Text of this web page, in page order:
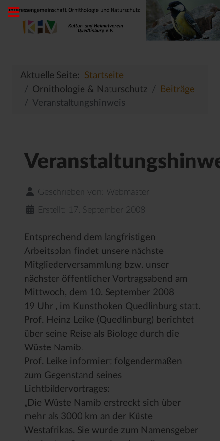
Aktuelle Seite: Startseite
Ornithologie & Naturschutz
Beiträge
Veranstaltungshinweis
Geschrieben von: Webmaster
Erstellt: 17. September 2008
Entsprechend dem langfristigen
Arbeitsplan findet unsere nächste
Mitgliederversammlung bzw. unser
nächster öffentlicher Vortragsabend am
Mittwoch, dem 10. September 2008
19 Uhr , im Kunsthoken Quedlinburg statt.
Prof. Heinz Leike (Quedlinburg) berichtet
über seine Reise als Biologe durch die
Wüste Namib.
Prof. Leike informiert folgendermaßen
zum Gegenstand seines
Lichtbildervortrages:
„Die Wüste Namib erstreckt sich über
mehr als 3000 km an der Küste
Westafrikas. Sie wurde zum Namensgeber